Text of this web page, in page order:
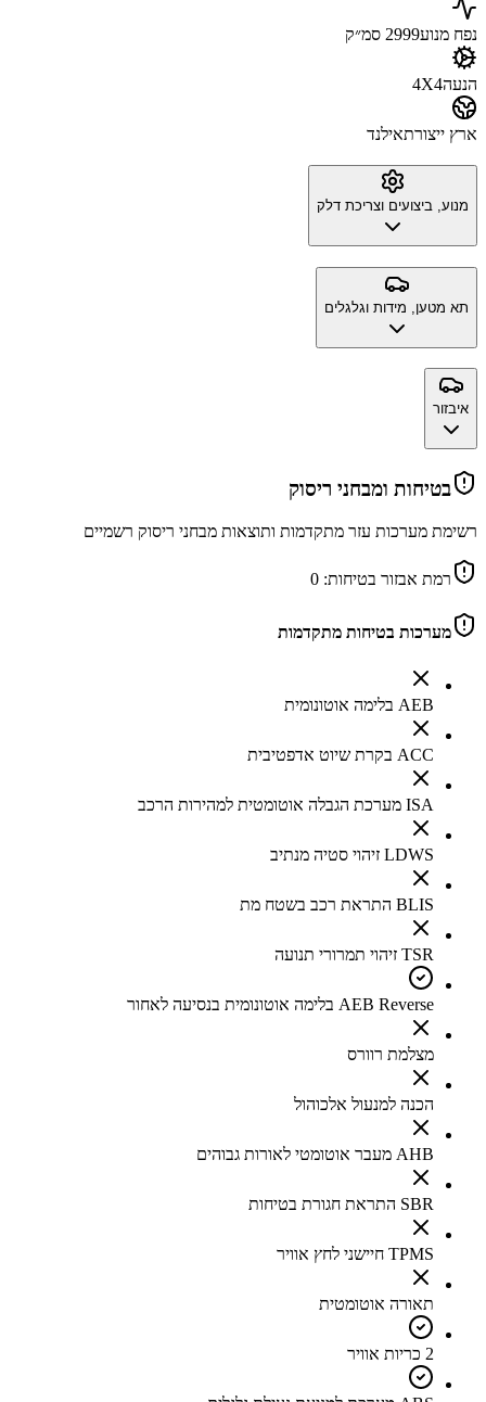
נפח מנוע2999 סמ״ק
הנעה4X4
ארץ ייצורתאילנד
מנוע, ביצועים וצריכת דלק
תא מטען, מידות וגלגלים
איבזור
בטיחות ומבחני ריסוק
רשימת מערכות עזר מתקדמות ותוצאות מבחני ריסוק רשמיים
רמת אבזור בטיחות: 0
מערכות בטיחות מתקדמות
AEB בלימה אוטונומית
ACC בקרת שיוט אדפטיבית
ISA מערכת הגבלה אוטומטית למהירות הרכב
LDWS זיהוי סטיה מנתיב
BLIS התראת רכב בשטח מת
TSR זיהוי תמרורי תנועה
AEB Reverse בלימה אוטונומית בנסיעה לאחור
מצלמת רוורס
הכנה למנעול אלכוהול
AHB מעבר אוטומטי לאורות גבוהים
SBR התראת חגורת בטיחות
TPMS חיישני לחץ אוויר
תאורה אוטומטית
2 כריות אוויר